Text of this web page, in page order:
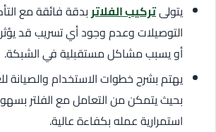
يتولىتركيب الفلاتربدقة فائقة مع
التوصيلات وعدم وجود أي تسريب قد
أو يسبب مشاكل مستقبلية في الشبكة.
يهتم بشرح خطوات الاستخدام والصيانة
بحيث يتمكن من التعامل مع الفلتر
استمرارية عمله بكفاءة عالية.